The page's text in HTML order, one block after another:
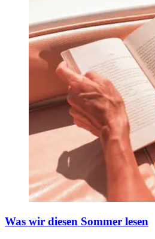
Was wir diesen Sommer lesen